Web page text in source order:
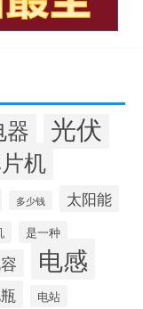
器 光伏
机
多少钱 太阳能
是一种
电感
电站